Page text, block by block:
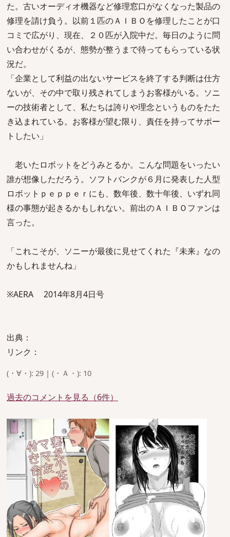
た。古いオーディオ機器など修理窓口がなくなった製品の
修理を請け負う。以前１匹のＡＩＢＯを修理したことが口
コミで広がり、現在、２０匹が入院中だ。毎日のように問
い合わせがくるが、態勢が整うまで待ってもらっている状
況だ。
「企業として利益の出ないサービスを終了する判断は仕方
ないが、その中で取り残されてしまうお客様がいる。ソニ
ーの技術者として、私たちは誇りや理念というものをたた
き込まれている。お客様が望む限り、責任を持ってサポー
トしたい」
老いたロボットをどうみとるか。こんな問題をいったい
誰が想像しただろう。ソフトバンクが６月に発表した人型
ロボットｐｅｐｐｅｒにも、数年後、数十年後、いずれ同
様の事態が起きるかもしれない。前出のＡＩＢＯファンは
言った。
「これこそが、ソニーが最後に見せてくれた『未来』なの
かもしれませんね」
※AERA 2014年8月4日号
出典：
リンク：
(・∀・): 29 | (・Ａ・): 10
過去のコメントを見る（6件）